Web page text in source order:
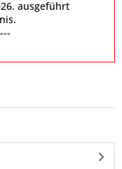
ausgeführt